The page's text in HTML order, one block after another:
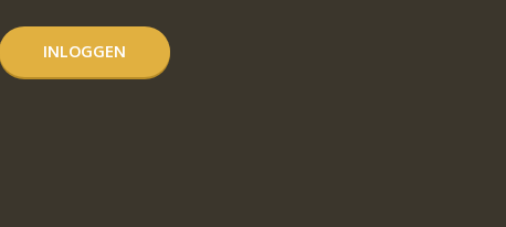
INLOGGEN